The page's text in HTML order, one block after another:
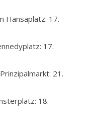
Hansaplatz: 17.
17.
21.
18.